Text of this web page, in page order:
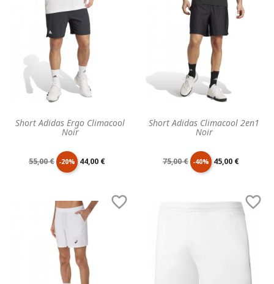
base
Short Adidas Ergo Climacool
Noir
Prix
55,00 € -20% Prix
44,00 €
Short Adidas Climacool 2en1
Noir
Prix
75,00 € -40% Prix
45,00 €
 